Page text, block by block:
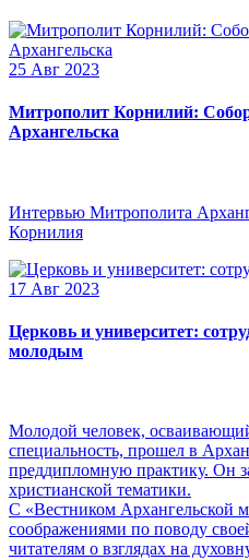
25 Авг 2023
Митрополит Корнилий:
Архангельска
Интервью Митрополита
Корнилия
17 Авг 2023
Церковь и университет:
молодым
Молодой человек,
специальность, прошел в
преддипломную практику. Он
христианской тематики.
С «Вестником Архангельской
соображениями по поводу
читателям о взглядах на